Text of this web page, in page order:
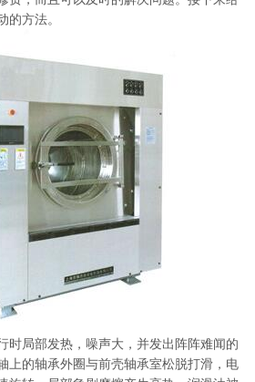
的方法。
时局部发热，噪声大，并发出阵阵难闻的
上的轴承外圈与前壳轴承室松脱打滑，电